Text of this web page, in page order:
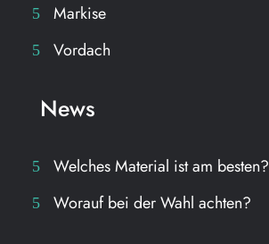
Markise
Vordach
News
Welches Material ist am besten?
Worauf bei der Wahl achten?